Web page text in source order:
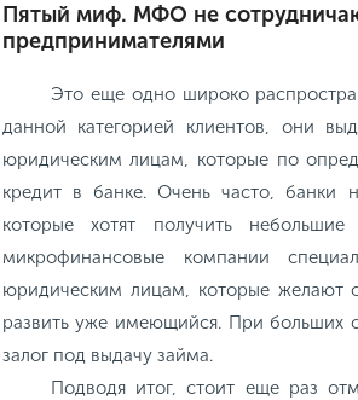
Пятый миф. МФО не
предпринимателями
Это еще одно широко
данной категорией клиентов, они
юридическим лицам, которые по
кредит в банке. Очень часто, банки
которые хотят получить
микрофинансовые компании
юридическим лицам, которые желают
развить уже имеющийся. При больших
залог под выдачу займа.
Подводя итог, стоит еще раз